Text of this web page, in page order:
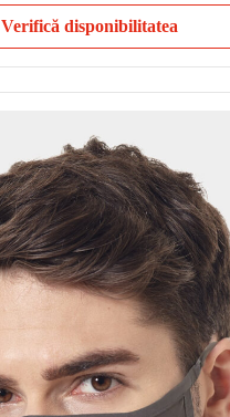
Verifică disponibilitatea